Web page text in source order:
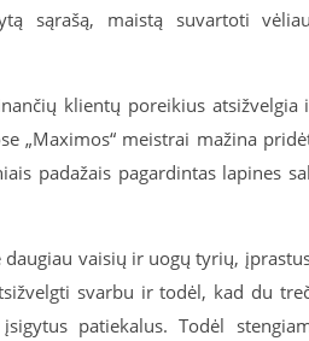
sąrašą, maistą suvartoti
klientų poreikius
„Maximos“ meistrai mažina
padažais pagardintas lapines
vaisių ir uogų tyrių,
svarbu ir todėl, kad du
patiekalus. Todėl